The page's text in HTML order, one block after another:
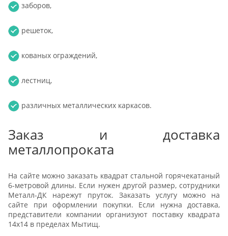
заборов,
решеток,
кованых ограждений,
лестниц,
различных металлических каркасов.
Заказ и доставка
металлопроката
На сайте можно заказать квадрат стальной горячекатаный
6-метровой длины. Если нужен другой размер, сотрудники
Металл-ДК нарежут пруток. Заказать услугу можно на
сайте при оформлении покупки. Если нужна доставка,
представители компании организуют поставку квадрата
14х14 в пределах Мытищ.